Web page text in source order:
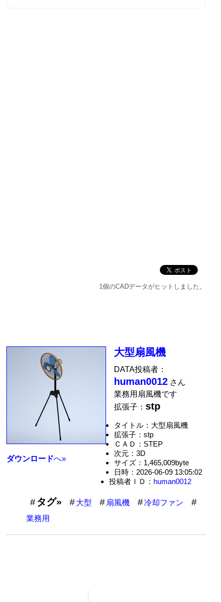
1個のCADデータがヒットしました。
ダウンロードへ»
大型扇風機
DATA投稿者：
human0012 さん
業務用扇風機です
拡張子：stp
タイトル：大型扇風機
拡張子：stp
ＣＡＤ：STEP
次元：3D
サイズ：1,465,009byte
日時：2026-06-09 13:05:02
投稿者ＩＤ： human0012
タグ» 大型 扇風機
冷却ファン
業務用